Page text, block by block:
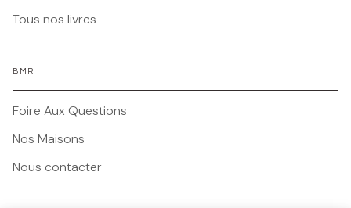
Tous nos livres
BMR
Foire Aux Questions
Nos Maisons
Nous contacter